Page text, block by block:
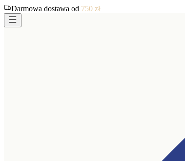
Darmowa dostawa od 750 zł